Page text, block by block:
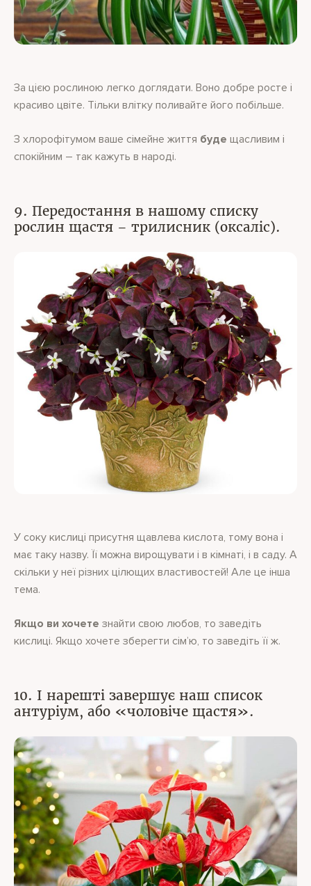
За цією рослиною легко доглядати. Воно добре росте і
красиво цвіте. Тільки влітку поливайте його побільше.
З хлорофітумом ваше сімейне життя буде щасливим і
спокійним – так кажуть в народі.
9. Передостання в нашому списку
рослин щастя – трилисник (оксаліс).
У соку кислиці присутня щавлева кислота, тому вона і
має таку назву. Її можна вирощувати і в кімнаті, і в саду. А
скільки у неї різних цілющих властивостей! Але це інша
тема.
Якщо ви хочете знайти свою любов, то заведіть
кислиці. Якщо хочете зберегти сім’ю, то заведіть її ж.
10. І нарешті завершує наш список
антуріум, або «чоловіче щастя».